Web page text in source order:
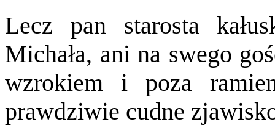
Lecz pan starosta
Michała, ani na swego
wzrokiem i poza
prawdziwie cudne